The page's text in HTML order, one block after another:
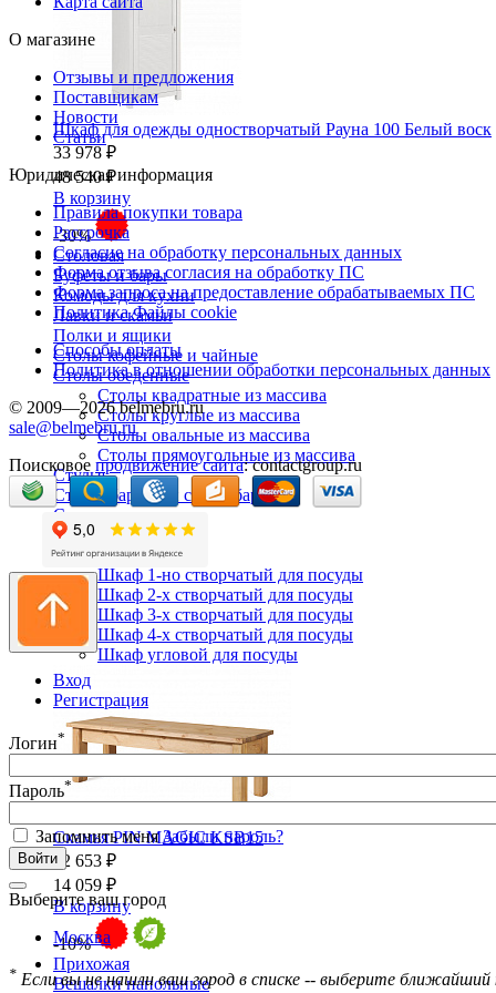
Шкаф для одежды одностворчатый Рауна 100 Белый воск
33 978 ₽
48 540 ₽
В корзину
-30%
Столовая
Буфеты и бары
Комоды для кухни
Лавки и скамьи
Полки и ящики
Столы кофейные и чайные
Столы обеденные
Столы квадратные из массива
Столы круглые из массива
Столы овальные из массива
Столы прямоугольные из массива
Стулья
Стулья барные и столы барные
Сундуки
Табуреты
Шкафы для посуды
Шкаф 1-но створчатый для посуды
Шкаф 2-х створчатый для посуды
Шкаф 3-х створчатый для посуды
Шкаф 4-х створчатый для посуды
Шкаф угловой для посуды
Скамья PIN MAGIC KSB15
12 653 ₽
14 059 ₽
В корзину
-10%
Прихожая
Вешалки напольные
О магазине
Отзывы и предложения
Поставщикам
Новости
Статьи
Юридическая информация
Правила покупки товара
Рассрочка
Согласие на обработку персональных данных
Форма отзыва согласия на обработку ПС
Форма запроса на предоставление обрабатываемых ПС
Политика Файлы cookie
Способы оплаты
Политика в отношении обработки персональных данных
© 2009—2026 belmebru.ru
sale@belmebru.ru
Поисковое продвижение сайта: contactgroup.ru
Вход
Регистрация
Логин*
Пароль*
Запомнить меня Забыли пароль?
Выберите ваш город
Москва
* Если вы не нашли ваш город в списке -- выберите ближайший